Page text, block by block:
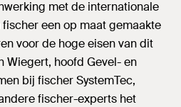
met de internationale
een op maat gemaakte
voor de hoge eisen van dit
Wiegert, hoofd Gevel- en
bij fischer SystemTec,
fischer-experts het